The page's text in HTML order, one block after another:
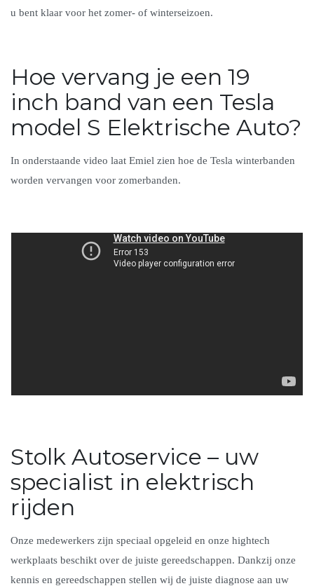
u bent klaar voor het zomer- of winterseizoen.
Hoe vervang je een 19
inch band van een Tesla
model S Elektrische Auto?
In onderstaande video laat Emiel zien hoe de Tesla winterbanden
worden vervangen voor zomerbanden.
Stolk Autoservice – uw
specialist in elektrisch
rijden
Onze medewerkers zijn speciaal opgeleid en onze hightech
werkplaats beschikt over de juiste gereedschappen. Dankzij onze
kennis en gereedschappen stellen wij de juiste diagnose aan uw